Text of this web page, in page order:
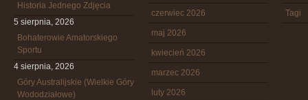
Historia Jednego Zdjęcia
5 sierpnia, 2026
Bohaterowie Amatorskiego
Sportu
4 sierpnia, 2026
Góry Australijskie (Wielkie Góry
Wododziałowe)
czerwiec 2026
maj 2026
kwiecień 2026
marzec 2026
luty 2026
Tagi